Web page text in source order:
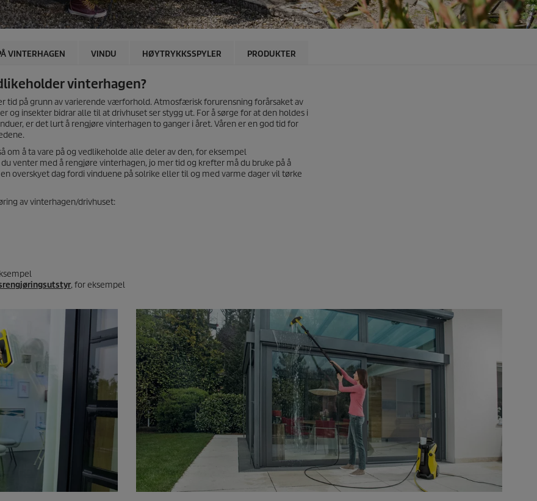
VINTERHAGEN VINDU HØYTRYKKSSPYLER PRODUKTER
vinterhagen?
tid på grunn av varierende værforhold. Atmosfærisk forurensning forårsaket av
og insekter bidrar alle til at drivhuset ser stygg ut. For å sørge for at den holdes i
er det lurt å rengjøre vinterhagen to ganger i året. Våren er en god tid for
om å ta vare på og vedlikeholde alle deler av den, for eksempel
venter med å rengjøre vinterhagen, jo mer tid og krefter må du bruke på å
overskyet dag fordi vinduene på solrike eller til og med varme dager vil tørke
av vinterhagen/drivhuset:
, for eksempel